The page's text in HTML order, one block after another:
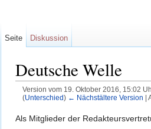
Deutsche Welle
Version vom 19. Oktober 2016, 15:02
(Unterschied) ← Nächstältere Version |
Als Mitglieder der
Seite Diskussion